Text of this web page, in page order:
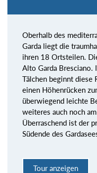
Oberhalb des
Garda liegt die
ihren 18 Ortsteilen.
Alto Garda Bresciano.
Tälchen beginnt diese
einen Höhenrücken
überwiegend leichte
weiteres auch noch
Überraschend ist der
Südende des
Tour anzeigen